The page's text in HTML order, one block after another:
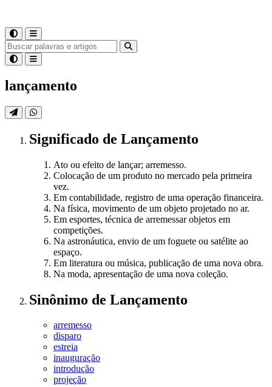
lançamento
Significado de Lançamento
Ato ou efeito de lançar; arremesso.
Colocação de um produto no mercado pela primeira
vez.
Em contabilidade, registro de uma operação financeira.
Na física, movimento de um objeto projetado no ar.
Em esportes, técnica de arremessar objetos em
competições.
Na astronáutica, envio de um foguete ou satélite ao
espaço.
Em literatura ou música, publicação de uma nova obra.
Na moda, apresentação de uma nova coleção.
Sinônimo de Lançamento
arremesso
disparo
estreia
inauguração
introdução
projeção